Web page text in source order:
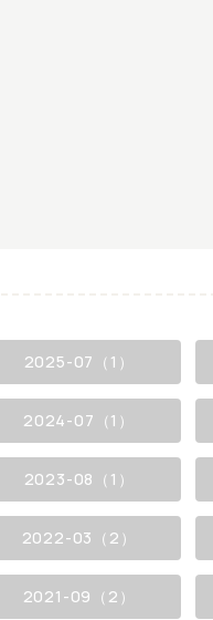
2025-07（1）
2024-07（1）
2023-08（1）
2022-03（2）
2021-09（2）